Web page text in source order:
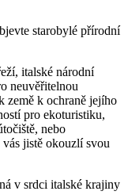
italské národní
neuvěřitelnou
země k ochraně jejího
pro ekoturistiku,
nebo
jistě okouzlí svou